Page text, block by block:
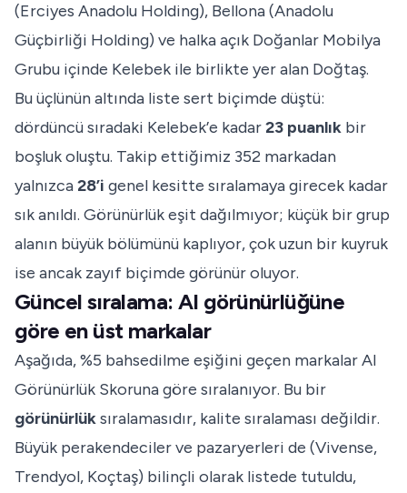
(Erciyes Anadolu Holding), Bellona (Anadolu
Güçbirliği Holding) ve halka açık Doğanlar Mobilya
Grubu içinde Kelebek ile birlikte yer alan Doğtaş.
Bu üçlünün altında liste sert biçimde düştü:
dördüncü sıradaki Kelebek’e kadar23 puanlık bir
boşluk oluştu. Takip ettiğimiz 352 markadan
yalnızca28’i genel kesitte sıralamaya girecek kadar
sık anıldı. Görünürlük eşit dağılmıyor; küçük bir grup
alanın büyük bölümünü kaplıyor, çok uzun bir kuyruk
ise ancak zayıf biçimde görünür oluyor.
Güncel sıralama: AI görünürlüğüne
göre en üst markalar
Aşağıda, %5 bahsedilme eşiğini geçen markalar AI
Görünürlük Skoruna göre sıralanıyor. Bu bir
görünürlüksıralamasıdır, kalite sıralaması değildir.
Büyük perakendeciler ve pazaryerleri de (Vivense,
Trendyol, Koçtaş) bilinçli olarak listede tutuldu,